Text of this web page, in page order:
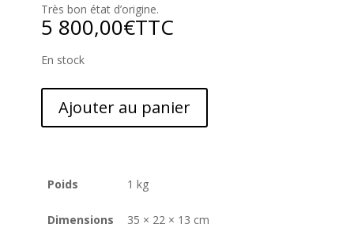
Très bon état d’origine.
5 800,00€TTC
En stock
Ajouter au panier
Poids 1 kg
Dimensions 35 × 22 × 13 cm